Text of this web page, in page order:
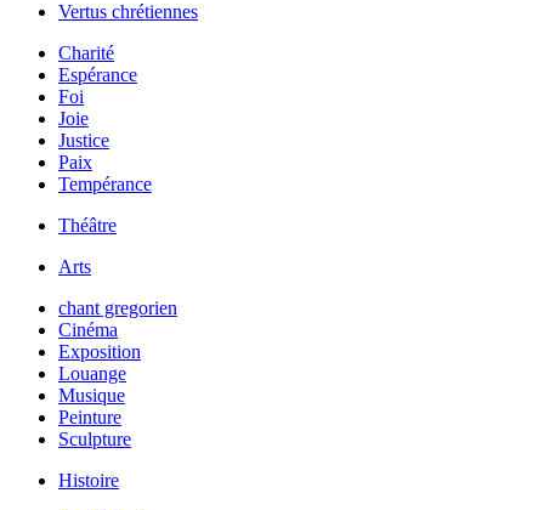
Vertus chrétiennes
Charité
Espérance
Foi
Joie
Justice
Paix
Tempérance
Théâtre
Arts
chant gregorien
Cinéma
Exposition
Louange
Musique
Peinture
Sculpture
Histoire